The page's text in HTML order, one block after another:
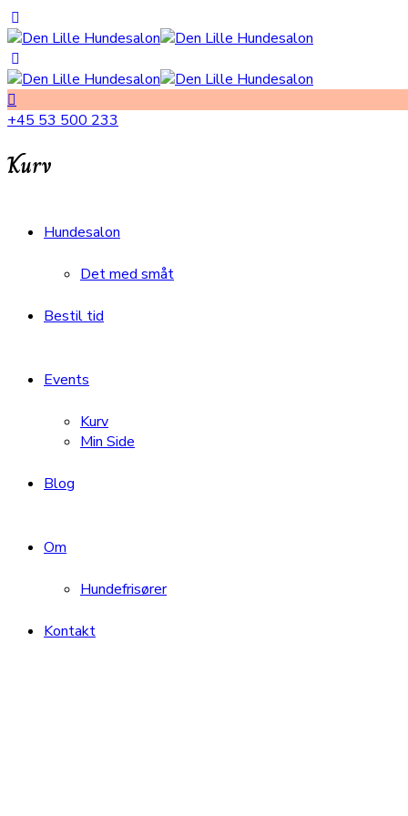
+45 53 500 233
Kurv
Hundesalon
Det med småt
Bestil tid
Events
Kurv
Min Side
Blog
Om
Hundefrisører
Kontakt